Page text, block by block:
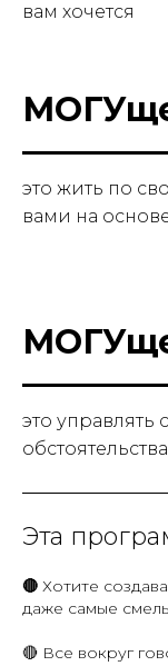
вам хочется
это жить по
вами на
это управлять
Эта
🔴 Хотите
даже самые
🔴 Все вокруг